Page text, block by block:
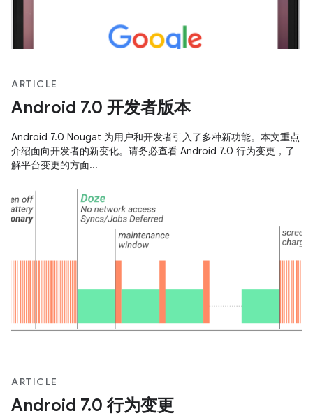
ARTICLE
Android 7.0 开发者版本
Android 7.0 Nougat 为用户和开发者引入了多种新功能。本文重点
介绍面向开发者的新变化。请务必查看 Android 7.0 行为变更，了
解平台变更的方面...
ARTICLE
Android 7.0 行为变更